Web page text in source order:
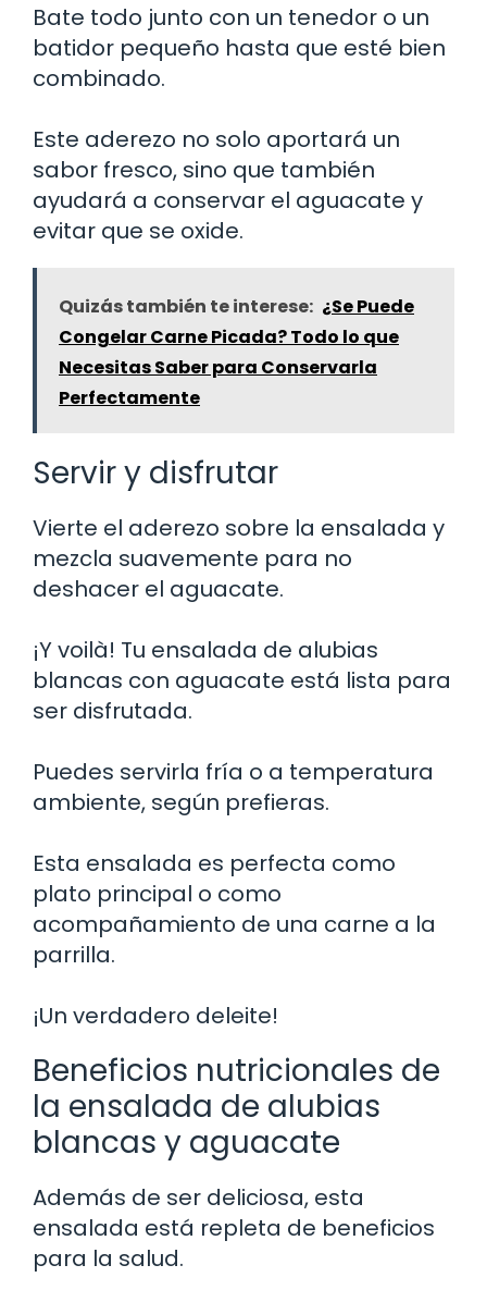
Bate todo junto con un tenedor o un
batidor pequeño hasta que esté bien
combinado.
Este aderezo no solo aportará un
sabor fresco, sino que también
ayudará a conservar el aguacate y
evitar que se oxide.
Quizás también te interese: ¿Se Puede
Congelar Carne Picada? Todo lo que
Necesitas Saber para Conservarla
Perfectamente
Servir y disfrutar
Vierte el aderezo sobre la ensalada y
mezcla suavemente para no
deshacer el aguacate.
¡Y voilà! Tu ensalada de alubias
blancas con aguacate está lista para
ser disfrutada.
Puedes servirla fría o a temperatura
ambiente, según prefieras.
Esta ensalada es perfecta como
plato principal o como
acompañamiento de una carne a la
parrilla.
¡Un verdadero deleite!
Beneficios nutricionales de
la ensalada de alubias
blancas y aguacate
Además de ser deliciosa, esta
ensalada está repleta de beneficios
para la salud.